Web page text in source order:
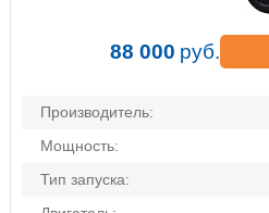
88 000 руб.
Производитель:
Мощность:
Тип запуска: